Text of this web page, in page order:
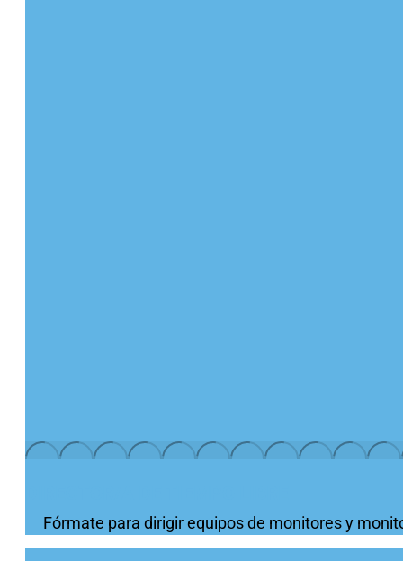
Fórmate para dirigir equipos de monitores y